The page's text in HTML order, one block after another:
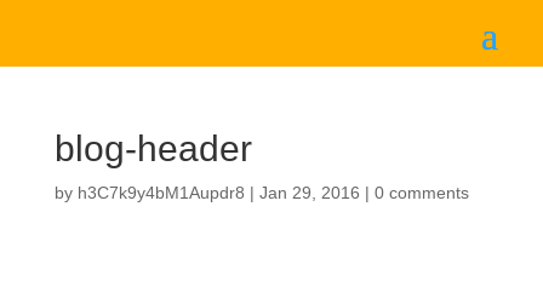
blog-header
by h3C7k9y4bM1Aupdr8 | Jan 29, 2016 | 0 comments